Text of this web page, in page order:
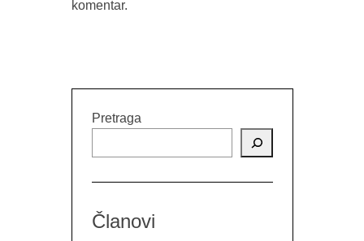
IZMEĐU TRAUME I TRADICIJE
komentar.
Pretraga
Članovi